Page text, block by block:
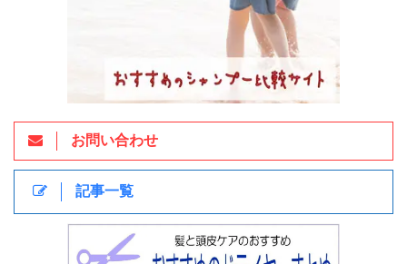
お問い合わせ
記事一覧